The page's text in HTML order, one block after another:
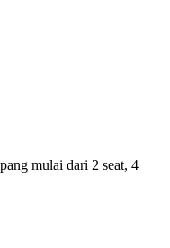
mulai dari 2 seat, 4